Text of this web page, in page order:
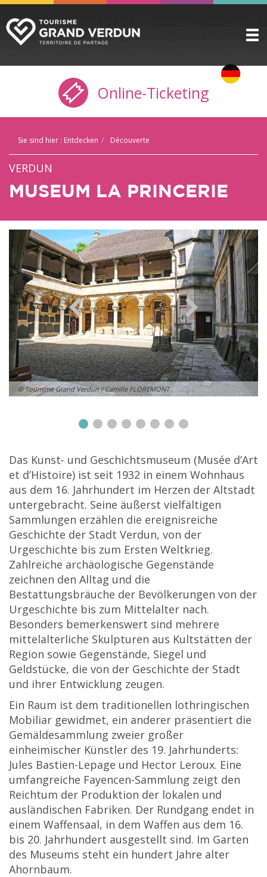
ENTDECKEN
ZU SEHEN / ZU TUN
PRAKTISCHE INFORMATIONEN
DIE ZITADELLE
BUCHUNG
Online-Ticketing
Sie sind hier : Entdecken Découverte
VERDUN
MUSEUM LA PRINCERIE
© Tourisme Grand Verdun / Camille FLOREMONT
Das Kunst- und Geschichtsmuseum (Musée d’Art
et d’Histoire) ist seit 1932 in einem Wohnhaus
aus dem 16. Jahrhundert im Herzen der Altstadt
untergebracht. Seine äußerst vielfältigen
Sammlungen erzählen die ereignisreiche
Geschichte der Stadt Verdun, von der
Urgeschichte bis zum Ersten Weltkrieg.
Zahlreiche archäologische Gegenstände
zeichnen den Alltag und die
Bestattungsbräuche der Bevölkerungen von der
Urgeschichte bis zum Mittelalter nach.
Besonders bemerkenswert sind mehrere
mittelalterliche Skulpturen aus Kultstätten der
Region sowie Gegenstände, Siegel und
Geldstücke, die von der Geschichte der Stadt
und ihrer Entwicklung zeugen.
Ein Raum ist dem traditionellen lothringischen
Mobiliar gewidmet, ein anderer präsentiert die
Gemäldesammlung zweier großer
einheimischer Künstler des 19. Jahrhunderts:
Jules Bastien-Lepage und Hector Leroux. Eine
umfangreiche Fayencen-Sammlung zeigt den
Reichtum der Produktion der lokalen und
ausländischen Fabriken. Der Rundgang endet in
einem Waffensaal, in dem Waffen aus dem 16.
bis 20. Jahrhundert ausgestellt sind. Im Garten
des Museums steht ein hundert Jahre alter
Ahornbaum.